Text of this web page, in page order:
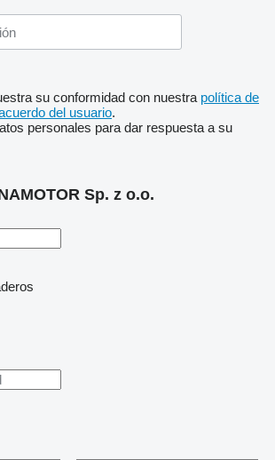
su conformidad con nuestra política de
del usuario.
personales para dar respuesta a su
Sp. z o.o.